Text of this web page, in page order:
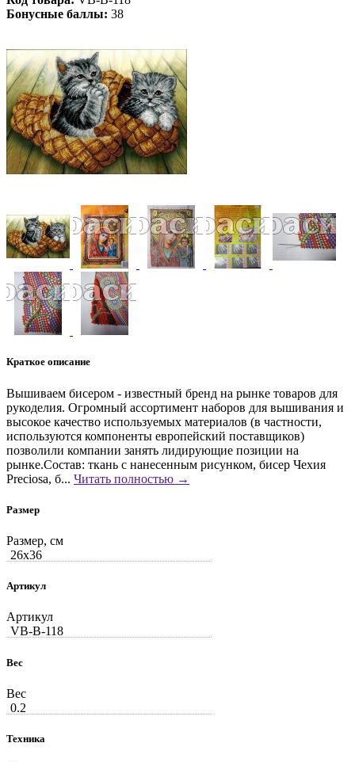
Бонусные баллы: 38
Краткое описание
Вышиваем бисером - известный бренд на рынке товаров для
рукоделия. Огромный ассортимент наборов для вышивания и
высокое качество используемых материалов (в частности,
используются компоненты европейский поставщиков)
позволили компании занять лидирующие позиции на
рынке.Состав: ткань с нанесенным рисунком, бисер Чехия
Preciosa, б... Читать полностью →
Размер
Размер, см
26x36
Артикул
Артикул
VB-В-118
Вес
Вес
0.2
Техника